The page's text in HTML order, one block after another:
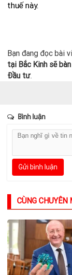
thuế này.
Bạn đang đọc bài
tại Bắc Kinh sẽ
Đầu tư.
Bình luận
Gửi bình luận
CÙNG CHUYÊN